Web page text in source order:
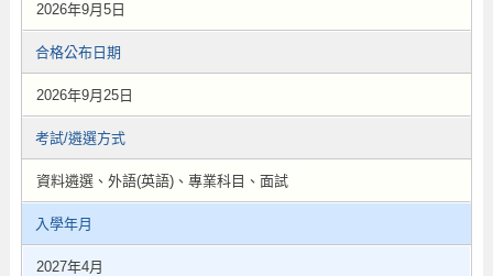
2026年9月5日
合格公布日期
2026年9月25日
考試/遴選方式
資料遴選、外語(英語)、專業科目、面試
入學年月
2027年4月